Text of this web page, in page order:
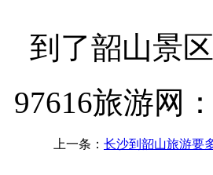
到了韶山景
97616旅游网
上一条： 长沙到韶山旅游要